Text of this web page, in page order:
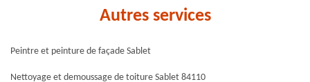
Autres services
Peintre et peinture de façade Sablet
Nettoyage et demoussage de toiture Sablet 84110